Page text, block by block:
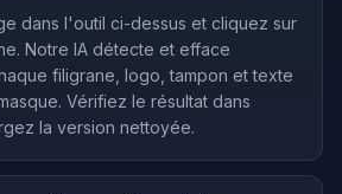
dans l'outil ci-dessus et cliquez sur
Notre IA détecte et efface
filigrane, logo, tampon et texte
Vérifiez le résultat dans
la version nettoyée.